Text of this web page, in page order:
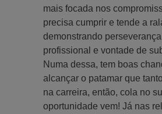
mais focada nos
precisa cumprir e tende a
demonstrando
profissional e vontade de
Numa dessa, tem boas
alcançar o patamar que
na carreira, então, cola no
oportunidade vem! Já nas